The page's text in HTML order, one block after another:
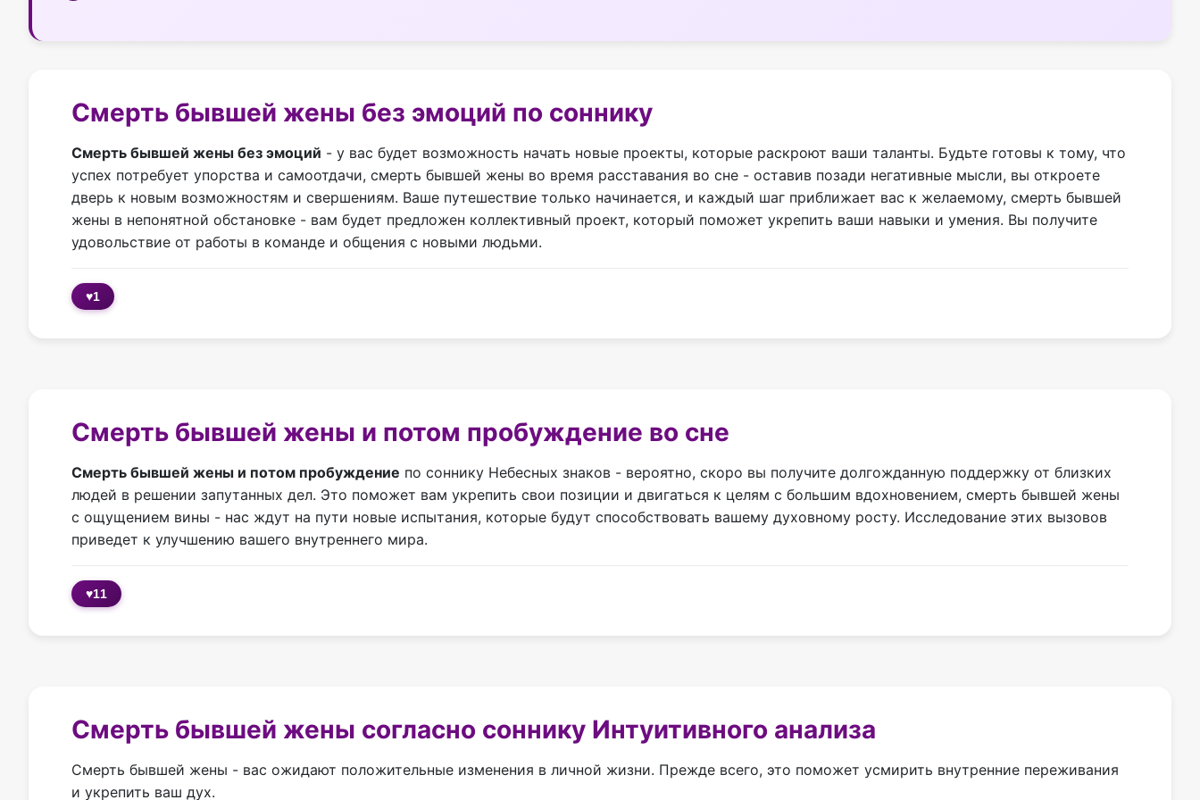
Смерть бывшей жены без эмоций по соннику
Смерть бывшей жены без эмоций - у вас будет возможность начать новые проекты, которые раскроют ваши таланты. Будьте готовы к тому, что
успех потребует упорства и самоотдачи, смерть бывшей жены во время расставания во сне - оставив позади негативные мысли, вы откроете
дверь к новым возможностям и свершениям. Ваше путешествие только начинается, и каждый шаг приближает вас к желаемому, смерть бывшей
жены в непонятной обстановке - вам будет предложен коллективный проект, который поможет укрепить ваши навыки и умения. Вы получите
удовольствие от работы в команде и общения с новыми людьми.
♥1
Смерть бывшей жены и потом пробуждение во сне
Смерть бывшей жены и потом пробуждение по соннику Небесных знаков - вероятно, скоро вы получите долгожданную поддержку от близких
людей в решении запутанных дел. Это поможет вам укрепить свои позиции и двигаться к целям с большим вдохновением, смерть бывшей жены
с ощущением вины - нас ждут на пути новые испытания, которые будут способствовать вашему духовному росту. Исследование этих вызовов
приведет к улучшению вашего внутреннего мира.
♥11
Смерть бывшей жены согласно соннику Интуитивного анализа
Смерть бывшей жены - вас ожидают положительные изменения в личной жизни. Прежде всего, это поможет усмирить внутренние переживания
и укрепить ваш дух.